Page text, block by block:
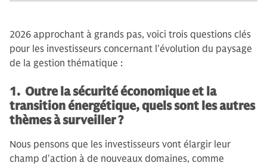
2026 approchant à grands pas, voici trois questions clés
pour les investisseurs concernant l'évolution du paysage
de la gestion thématique :
1. Outre la sécurité économique et la
transition énergétique, quels sont les autres
thèmes à surveiller ?
Nous pensons que les investisseurs vont élargir leur
champ d'action à de nouveaux domaines, comme